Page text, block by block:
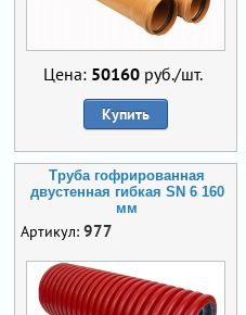
Цена: 50160 руб./шт.
Купить
Труба гофрированная
двустенная гибкая SN 6 160
мм
Артикул: 977